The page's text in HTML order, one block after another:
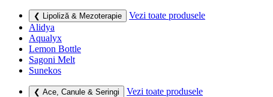
❮ Lipoliză & Mezoterapie
Vezi toate produsele
Alidya
Aqualyx
Lemon Bottle
Sagoni Melt
Sunekos
❮ Ace, Canule & Seringi
Vezi toate produsele